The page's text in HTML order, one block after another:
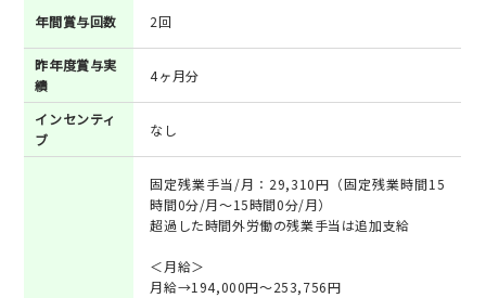
年間賞与回数 2回
昨年度賞与実
績
4ヶ月分
インセンティ
ブ
なし
固定残業手当/月：29,310円（固定残業時間15
時間0分/月～15時間0分/月）
超過した時間外労働の残業手当は追加支給
＜月給＞
月給→194,000円～253,756円